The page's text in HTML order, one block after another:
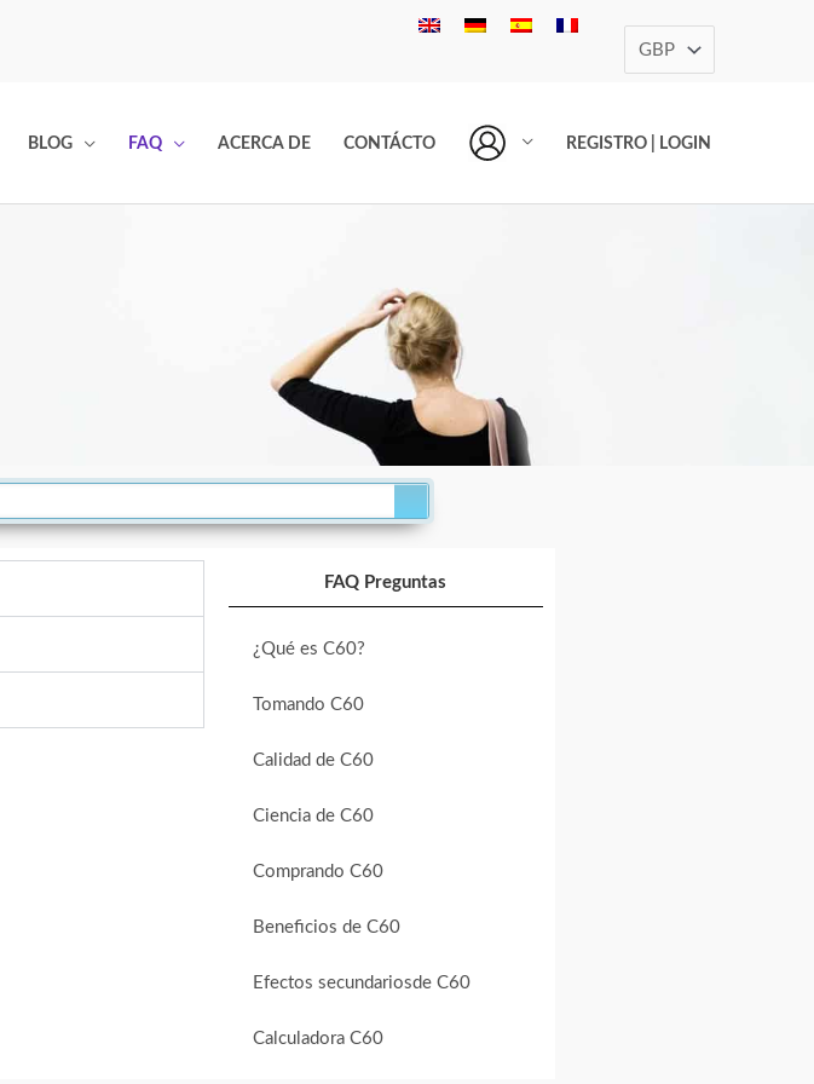
BLOG FAQ ACERCA DE CONTÁCTO REGISTRO | LOGIN
FAQ Preguntas
¿Qué es C60?
Tomando C60
Calidad de C60
Ciencia de C60
Comprando C60
Beneficios de C60
Efectos secundariosde C60
Calculadora C60